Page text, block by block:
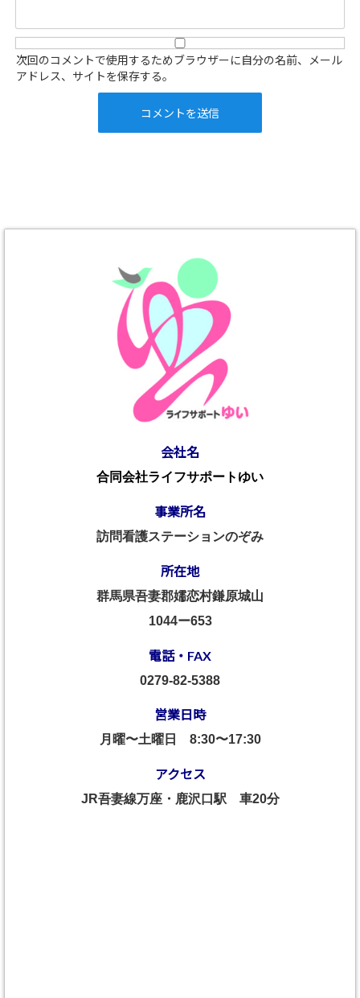
次回のコメントで使用するためブラウザーに自分の名前、メール
アドレス、サイトを保存する。
会社名
合同会社ライフサポートゆい
事業所名
訪問看護ステーションのぞみ
所在地
群馬県吾妻郡嬬恋村鎌原城山
1044ー653
電話・FAX
0279-82-5388
営業日時
月曜〜土曜日 8:30〜17:30
アクセス
JR吾妻線万座・鹿沢口駅 車20分